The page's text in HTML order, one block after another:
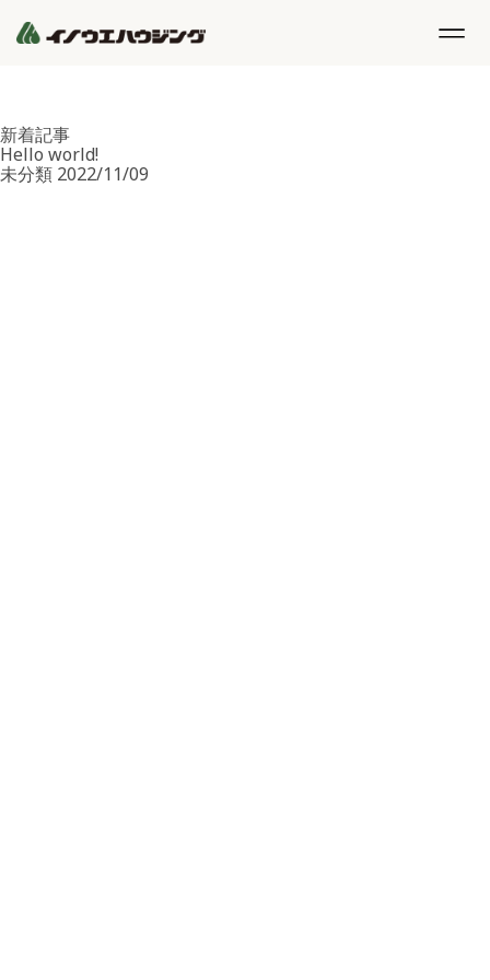
TOP
お知らせ
新着記事
Hello world!
未分類 2022/11/09